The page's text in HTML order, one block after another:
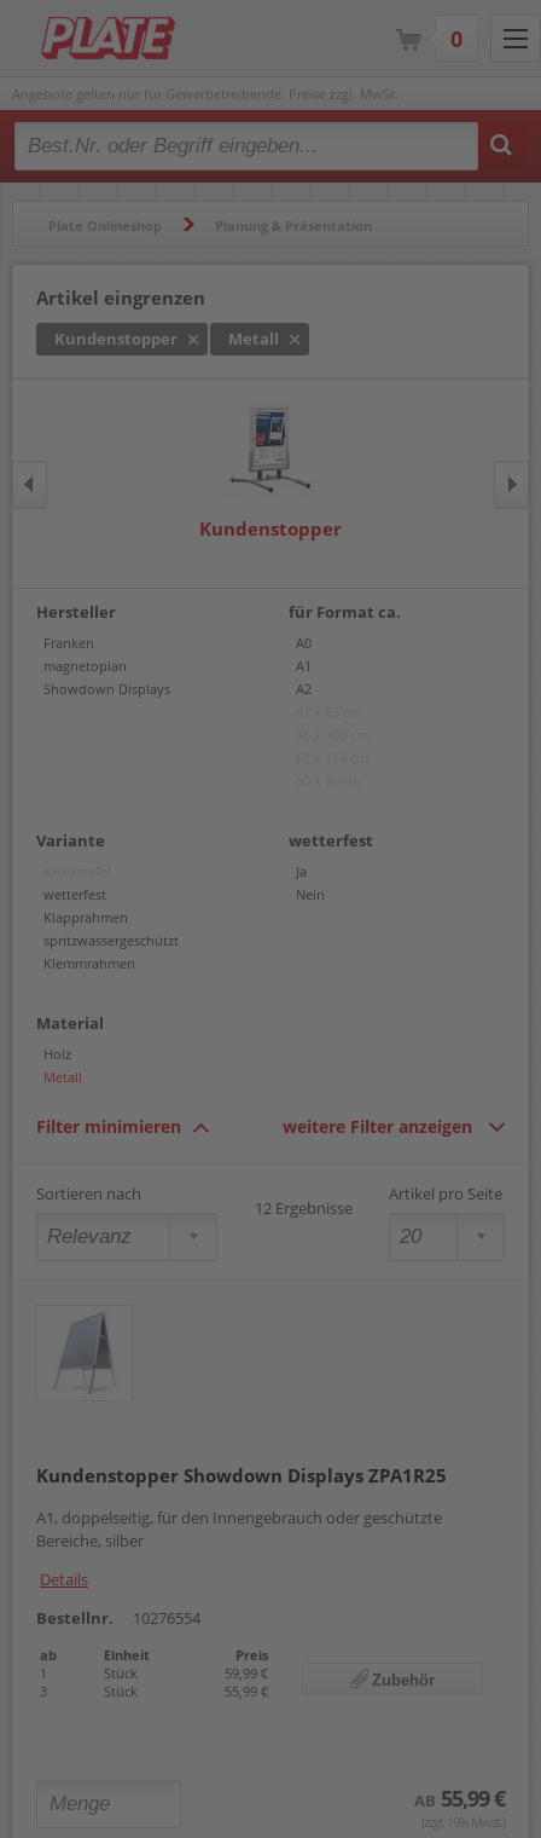
Angebote gelten nur für Gewerbetreibende. Preise zzgl. MwSt.
Type 2 or more characters for results.
Plate Onlineshop Planung & Präsentation
Artikel eingrenzen
Kundenstopper Metall
Kundenstopper
Hersteller
Franken
magnetoplan
Showdown Displays
für Format ca.
A0
A1
A2
Variante
wetterfest
Klapprahmen
spritzwassergeschützt
Klemmrahmen
wetterfest
Ja
Nein
Material
Holz
Metall
Filter minimieren weitere Filter anzeigen
Sortieren nach
12 Ergebnisse
Artikel pro Seite
Kundenstopper Showdown Displays ZPA1R25
A1, doppelseitig, für den Innengebrauch oder geschützte
Bereiche, silber
Details
Bestellnr.
10276554
ab Einheit
Preis
1
Stück
59,99 €
3
Stück 55,99 €
Zubehör
AB 55,99 €
(zzgl. 19% Mwst.)
0